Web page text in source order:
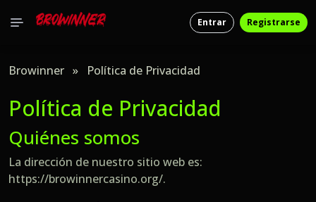
Entrar Registrarse
Browinner » Política de Privacidad
Política de Privacidad
Quiénes somos
La dirección de nuestro sitio web es:
https://browinnercasino.org/.